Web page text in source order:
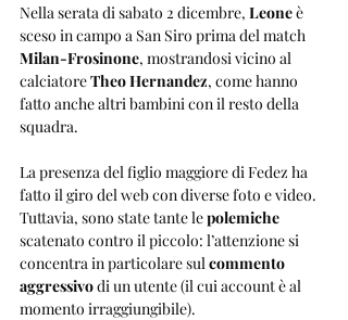
Nella serata di sabato 2 dicembre, Leone è
sceso in campo a San Siro prima del match
Milan-Frosinone, mostrandosi vicino al
calciatore Theo Hernandez, come hanno
fatto anche altri bambini con il resto della
squadra.
La presenza del figlio maggiore di Fedez ha
fatto il giro del web con diverse foto e video.
Tuttavia, sono state tante le polemiche
scatenato contro il piccolo: l’attenzione si
concentra in particolare sul commento
aggressivo di un utente (il cui account è al
momento irraggiungibile).